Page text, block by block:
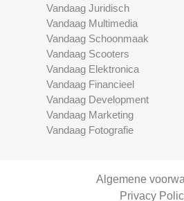
Vandaag Juridisch
Vandaag Multimedia
Vandaag Schoonmaak
Vandaag Scooters
Vandaag Elektronica
Vandaag Financieel
Vandaag Development
Vandaag Marketing
Vandaag Fotografie
Algemene
Privacy